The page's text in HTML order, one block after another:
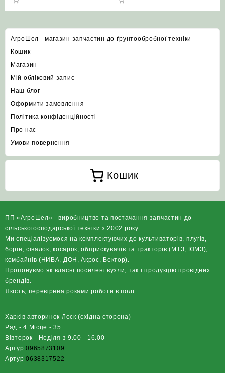
АгроШел - магазин запчастин до ґрунтообробної техніки
Кошик
Магазин
Мій обліковий запис
Наш блог
Оформити замовлення
Політика конфіденційності
Про нас
Умови повернення
Кошик
ПП «АгроШел» - виробництво та постачання запчастин до
сільськогосподарської техніки з 2002 року.
Ми спеціалізуємося на комплектуючих до культиваторів, плугів,
борін, сівалок, косарок, обприскувачів та тракторів (МТЗ, ЮМЗ),
комбайнів (НИВА, ДОН, Акрос, Вектор).
Пропонуємо як власні посилені вузли, так і продукцію провідних
брендів.
Якість, перевірена роками роботи в полі.
Харків авторинок Лоск (східна сторона)
Ряд - 4 Місце - 35
Вівторок - Неділя з 9.00 - 16.00
Артур0965873109
Артур0638317522